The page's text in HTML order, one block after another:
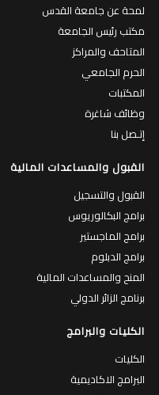
لمحة عن جامعة القدس
مكتب رئيس الجامعة
المتاحف والمراكز
الحرم الجامعي
المكتبات
وظائف شاغرة
إتـصل بنا
القبول والمساعدات المالية
القبول والتسجيل
برامج البكالوريوس
برامج الماجستير
برامج الدبلوم
المنح والمساعدات المالية
برنامج الزائر الدولي
الكليات والبرامج
الكليات
البرامج الاكاديمية